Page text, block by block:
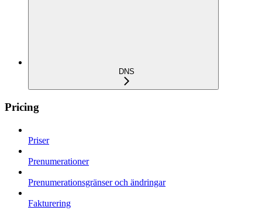
DNS
Pricing
Priser
Prenumerationer
Prenumerationsgränser och ändringar
Fakturering